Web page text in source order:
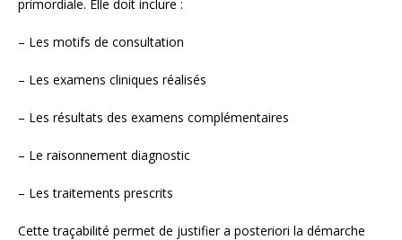
primordiale. Elle doit inclure :
– Les motifs de consultation
– Les examens cliniques réalisés
– Les résultats des examens complémentaires
– Le raisonnement diagnostic
– Les traitements prescrits
Cette traçabilité permet de justifier a posteriori la démarche